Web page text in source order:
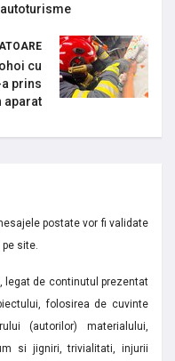
cu
prins
aparat
postate vor fi validate
site.
legat de continutul prezentat
folosirea de cuvinte
(autorilor) materialului,
si jigniri, trivialitati, injurii